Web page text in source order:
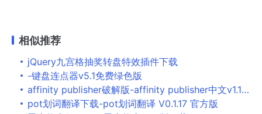
相似推荐
jQuery九宫格抽奖转盘特效插件下载
-键盘连点器v5.1免费绿色版
affinity publisher破解版-affinity publisher中文v1.10.5.1342 电脑版下载
pot划词翻译下载-pot划词翻译 V0.1.17 官方版